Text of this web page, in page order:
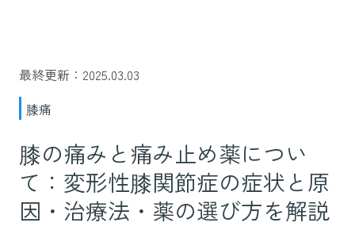
最終更新：2025.03.03
膝痛
膝の痛みと痛み止め薬につい
て：変形性膝関節症の症状と原
因・治療法・薬の選び方を解説